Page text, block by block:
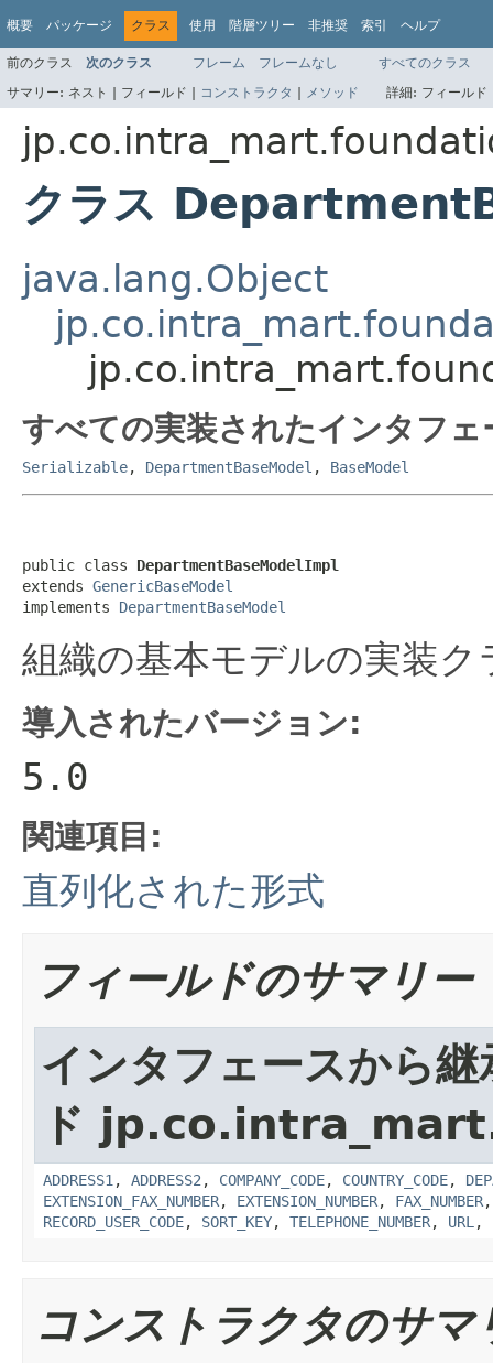
概要 パッケージ クラス 使用 階層ツリー 非推奨 索引 ヘルプ
前のクラス 次のクラス フレーム フレームなし
すべてのクラス
サマリー: ネスト | フィールド | コンストラクタ | メソッド 詳細: フィール
クラス
java.lang.Object
すべての実装されたインタフ
Serializable, DepartmentBaseModel , BaseModel
public class DepartmentBaseModelImpl
extends GenericBaseModel
implements DepartmentBaseModel
組織の基本モデルの実装ク
導入されたバージョン:
5.0
関連項目:
直列化された形式
フィールドのサマリー
インタフェースから
ド
ADDRESS1 , ADDRESS2 , COMPANY_CODE, COUNTRY_CODE,
EXTENSION_FAX_NUMBER, EXTENSION_NUMBER, FAX_NUMBER
RECORD_USER_CODE, SORT_KEY, TELEPHONE_NUMBER, URL ,
コンストラクタのサマ